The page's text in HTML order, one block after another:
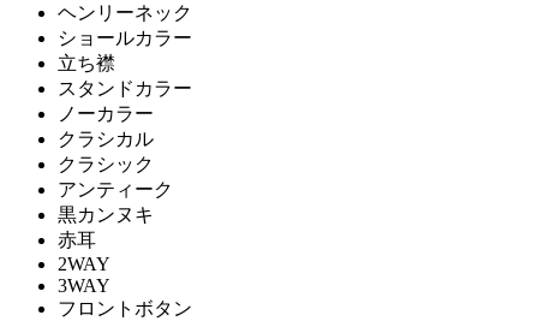
ヘンリーネック
ショールカラー
立ち襟
スタンドカラー
ノーカラー
クラシカル
クラシック
アンティーク
黒カンヌキ
赤耳
2WAY
3WAY
フロントボタン